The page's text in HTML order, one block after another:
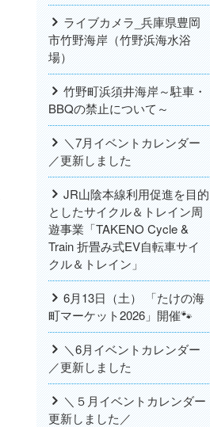
ライブカメラ_兵庫県豊岡
市竹野海岸（竹野浜海水浴
場）
竹野町浜須井海岸～駐車・
BBQの禁止について～
＼7月イベントカレンダー
／更新しました
JR山陰本線利用促進を目的
としたサイクル＆トレイン周
遊事業「TAKENO Cycle &
Train 折畳み式EV自転車サイ
クル＆トレイン」
6月13日（土） 「たけの海
町マーケット2026」開催🐾
＼6月イベントカレンダー
／更新しました
＼５月イベントカレンダー
更新しました／